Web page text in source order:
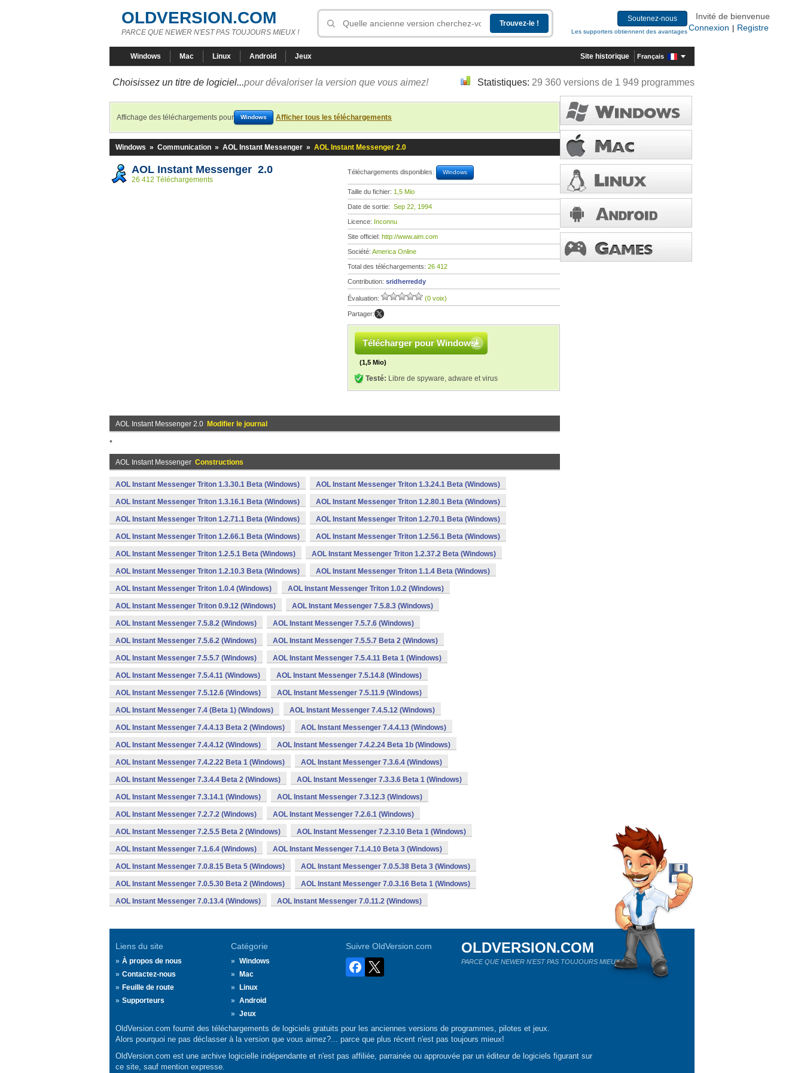
OLDVERSION.COM
PARCE QUE NEWER N'EST PAS TOUJOURS MIEUX !
Soutenez-nous
Les supporters obtiennent des avantages
Invité de bienvenue
Connexion
Registre
Windows Mac Linux Android Jeux Site historique Français
Choisissez un titre de logiciel...pour dévaloriser la version que vous aimez! Statistiques: 29 360 versions de 1 949 programmes
Affichage des téléchargements pour Windows Afficher tous les téléchargements
Windows » Communication » AOL Instant Messenger » AOL Instant Messenger 2.0
AOL Instant Messenger 2.0
26 412 Téléchargements
Téléchargements disponibles: Windows
Taille du fichier: 1,5 Mio
Date de sortie: Sep 22, 1994
Licence: Inconnu
Site officiel: http://www.aim.com
Société: America Online
Total des téléchargements: 26 412
Contribution: sridherreddy
Évaluation: (0 voix)
Partager:
Télécharger pour Windows
(1,5 Mio)
Testé: Libre de spyware, adware et virus
AOL Instant Messenger 2.0 Modifier le journal
*
AOL Instant Messenger Constructions
AOL Instant Messenger Triton 1.3.30.1 Beta (Windows) AOL Instant Messenger Triton 1.3.24.1 Beta (Windows)
AOL Instant Messenger Triton 1.3.16.1 Beta (Windows) AOL Instant Messenger Triton 1.2.80.1 Beta (Windows)
AOL Instant Messenger Triton 1.2.71.1 Beta (Windows) AOL Instant Messenger Triton 1.2.70.1 Beta (Windows)
AOL Instant Messenger Triton 1.2.66.1 Beta (Windows) AOL Instant Messenger Triton 1.2.56.1 Beta (Windows)
AOL Instant Messenger Triton 1.2.5.1 Beta (Windows) AOL Instant Messenger Triton 1.2.37.2 Beta (Windows)
AOL Instant Messenger Triton 1.2.10.3 Beta (Windows) AOL Instant Messenger Triton 1.1.4 Beta (Windows)
AOL Instant Messenger Triton 1.0.4 (Windows) AOL Instant Messenger Triton 1.0.2 (Windows)
AOL Instant Messenger Triton 0.9.12 (Windows) AOL Instant Messenger 7.5.8.3 (Windows)
AOL Instant Messenger 7.5.8.2 (Windows) AOL Instant Messenger 7.5.7.6 (Windows)
AOL Instant Messenger 7.5.6.2 (Windows) AOL Instant Messenger 7.5.5.7 Beta 2 (Windows)
AOL Instant Messenger 7.5.5.7 (Windows) AOL Instant Messenger 7.5.4.11 Beta 1 (Windows)
AOL Instant Messenger 7.5.4.11 (Windows) AOL Instant Messenger 7.5.14.8 (Windows)
AOL Instant Messenger 7.5.12.6 (Windows) AOL Instant Messenger 7.5.11.9 (Windows)
AOL Instant Messenger 7.4 (Beta 1) (Windows) AOL Instant Messenger 7.4.5.12 (Windows)
AOL Instant Messenger 7.4.4.13 Beta 2 (Windows) AOL Instant Messenger 7.4.4.13 (Windows)
AOL Instant Messenger 7.4.4.12 (Windows) AOL Instant Messenger 7.4.2.24 Beta 1b (Windows)
AOL Instant Messenger 7.4.2.22 Beta 1 (Windows) AOL Instant Messenger 7.3.6.4 (Windows)
AOL Instant Messenger 7.3.4.4 Beta 2 (Windows) AOL Instant Messenger 7.3.3.6 Beta 1 (Windows)
AOL Instant Messenger 7.3.14.1 (Windows) AOL Instant Messenger 7.3.12.3 (Windows)
AOL Instant Messenger 7.2.7.2 (Windows) AOL Instant Messenger 7.2.6.1 (Windows)
AOL Instant Messenger 7.2.5.5 Beta 2 (Windows) AOL Instant Messenger 7.2.3.10 Beta 1 (Windows)
AOL Instant Messenger 7.1.6.4 (Windows) AOL Instant Messenger 7.1.4.10 Beta 3 (Windows)
AOL Instant Messenger 7.0.8.15 Beta 5 (Windows) AOL Instant Messenger 7.0.5.38 Beta 3 (Windows)
AOL Instant Messenger 7.0.5.30 Beta 2 (Windows) AOL Instant Messenger 7.0.3.16 Beta 1 (Windows)
AOL Instant Messenger 7.0.13.4 (Windows) AOL Instant Messenger 7.0.11.2 (Windows)
Liens du site
À propos de nous
Contactez-nous
Feuille de route
Supporteurs
Catégorie
Windows
Mac
Linux
Android
Jeux
Suivre OldVersion.com OLDVERSION.COM
PARCE QUE NEWER N'EST PAS TOUJOURS MIEUX !
OldVersion.com fournit des téléchargements de logiciels gratuits pour les anciennes versions de programmes, pilotes et jeux.
Alors pourquoi ne pas déclasser à la version que vous aimez?... parce que plus récent n'est pas toujours mieux!
OldVersion.com est une archive logicielle indépendante et n'est pas affiliée, parrainée ou approuvée par un éditeur de logiciels figurant sur
ce site, sauf mention expresse.